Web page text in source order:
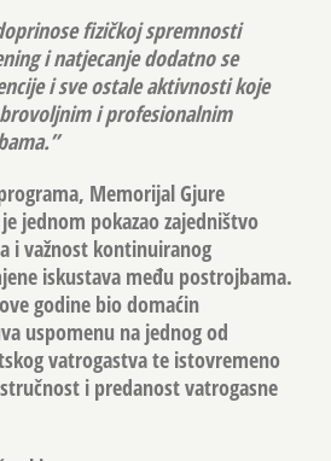
fizičkoj spremnosti
i natjecanje dodatno se
i sve ostale aktivnosti koje
i profesionalnim
Memorijal Gjure
jednom pokazao zajedništvo
i važnost kontinuiranog
iskustava među postrojbama.
godine bio domaćin
uspomenu na jednog od
vatrogastva te istovremeno
i predanost vatrogasne